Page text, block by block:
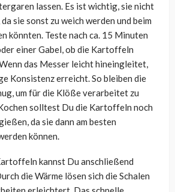
lassen. Es ist wichtig, sie nicht
sie sonst zu weich werden und beim
könnten. Teste nach ca. 15 Minuten
einer Gabel, ob die Kartoffeln
das Messer leicht hineingleitet,
Konsistenz erreicht. So bleiben die
um für die Klöße verarbeitet zu
solltest Du die Kartoffeln noch
da sie dann am besten
können.
kannst Du anschließend
die Wärme lösen sich die Schalen